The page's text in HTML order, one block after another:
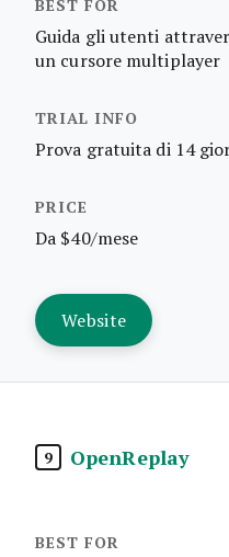
Guida gli utenti
un cursore multiplayer
Prova gratuita di 14
Da $40/mese
Website
9 OpenReplay